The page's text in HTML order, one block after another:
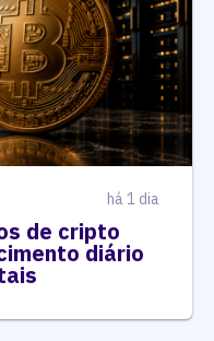
há 1 dia
de cripto
diário